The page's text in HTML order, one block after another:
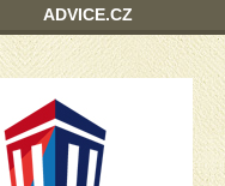
ADVICE.CZ